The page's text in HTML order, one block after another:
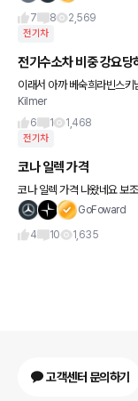
7
8 2,569
전기차
전기수소차 비중 강요당
이래서 아까 베숙희라빈스
꾸 전기차 권하더라 그러셨나
판매량 강요받습니다. 내연
그
Kilmer
6
1 1,468
전기차
코나 일렉 가격
코나 일렉 가격 나왔네요 보조금이 있다고는하지만 아이오닉 이나 이
GoFoward
4
10 1,635
고객센터 문의하기